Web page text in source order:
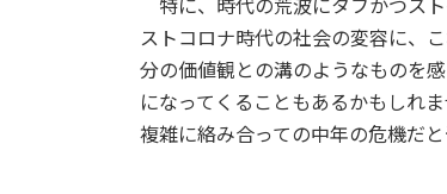
特に、時代の荒波にタフかつス
ストコロナ時代の社会の変容に、
分の価値観との溝のようなものを
になってくることもあるかもしれ
複雑に絡み合っての中年の危機だと